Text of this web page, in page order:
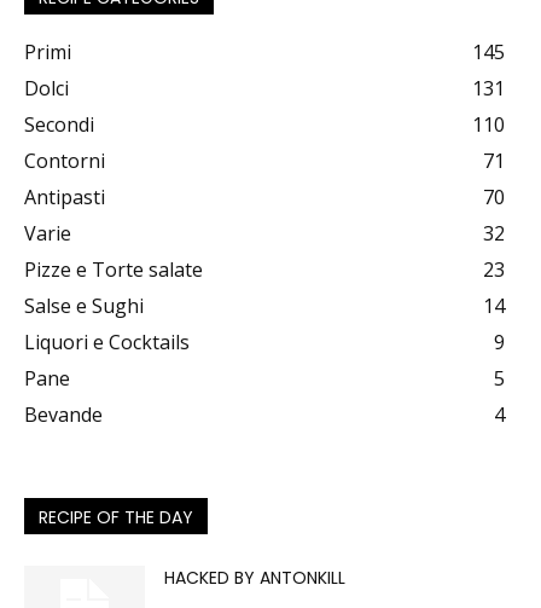
Primi
145
Dolci
131
Secondi
110
Contorni
71
Antipasti
70
Varie
32
Pizze e Torte salate
23
Salse e Sughi
14
Liquori e Cocktails
9
Pane
5
Bevande
4
RECIPE OF THE DAY
HACKED BY ANTONKILL